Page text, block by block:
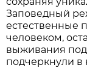
Заповедный
естественные
человеком,
выживания
подчеркнули в